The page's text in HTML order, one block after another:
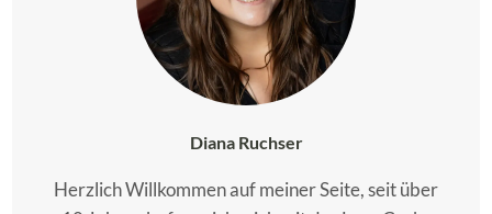
Diana Ruchser
Herzlich Willkommen auf meiner Seite, seit über